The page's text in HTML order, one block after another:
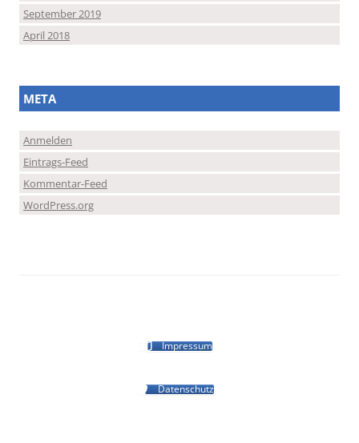
September 2019
April 2018
META
Anmelden
Eintrags-Feed
Kommentar-Feed
WordPress.org
Impressum
Datenschutz